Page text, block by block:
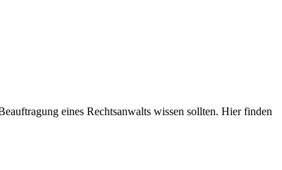
eines Rechtsanwalts wissen sollten. Hier finden